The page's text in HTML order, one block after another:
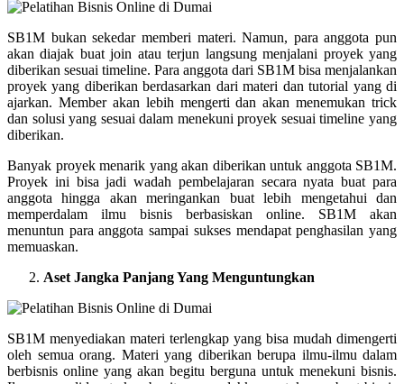
SB1M bukan sekedar memberi materi. Namun, para anggota pun
akan diajak buat join atau terjun langsung menjalani proyek yang
diberikan sesuai timeline. Para anggota dari SB1M bisa menjalankan
proyek yang diberikan berdasarkan dari materi dan tutorial yang di
ajarkan. Member akan lebih mengerti dan akan menemukan trick
dan solusi yang sesuai dalam menekuni proyek sesuai timeline yang
diberikan.
Banyak proyek menarik yang akan diberikan untuk anggota SB1M.
Proyek ini bisa jadi wadah pembelajaran secara nyata buat para
anggota hingga akan meringankan buat lebih mengetahui dan
memperdalam ilmu bisnis berbasiskan online. SB1M akan
menuntun para anggota sampai sukses mendapat penghasilan yang
memuaskan.
Aset Jangka Panjang Yang Menguntungkan
SB1M menyediakan materi terlengkap yang bisa mudah dimengerti
oleh semua orang. Materi yang diberikan berupa ilmu-ilmu dalam
berbisnis online yang akan begitu berguna untuk menekuni bisnis.